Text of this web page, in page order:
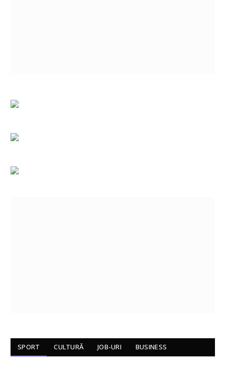
SPORT CULTURĂ JOB-URI BUSINESS